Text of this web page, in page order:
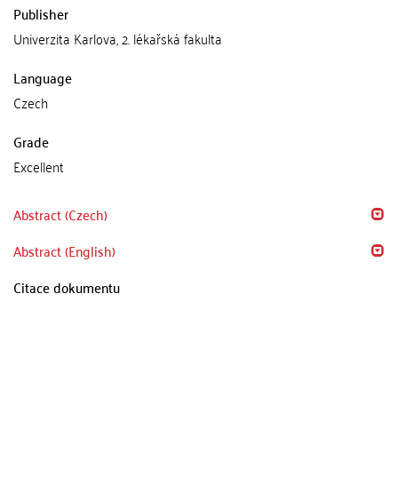
Publisher
Univerzita Karlova, 2. lékařská fakulta
Language
Czech
Grade
Excellent
Abstract (Czech)
Abstract (English)
Citace dokumentu